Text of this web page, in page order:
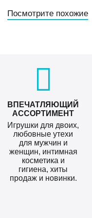
Посмотрите похожие
ВПЕЧАТЛЯЮЩИЙ
АССОРТИМЕНТ
Игрушки для двоих,
любовные утехи
для мужчин и
женщин, интимная
косметика и
гигиена, хиты
продаж и новинки.